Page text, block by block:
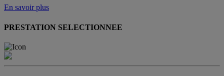
En savoir plus
PRESTATION SELECTIONNEE